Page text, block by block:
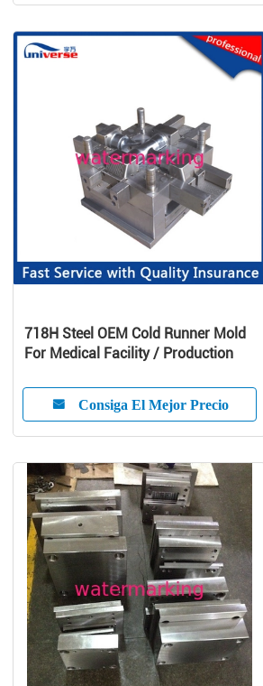
718H Steel OEM Cold Runner Mold
For Medical Facility / Production
Consiga El Mejor Precio